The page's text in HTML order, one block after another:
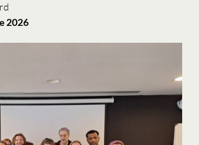
2026